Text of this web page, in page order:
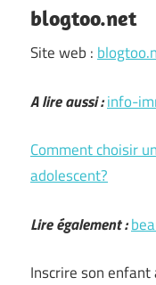
blogtoo.net
Site web :
A lire aussi :info-
Comment choisir
adolescent?
Lire également :
Inscrire son enfant